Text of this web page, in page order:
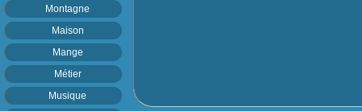
Montagne
Maison
Mange
Métier
Musique